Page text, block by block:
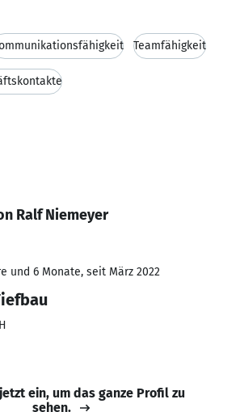
Teamfähigkeit
Ralf Niemeyer
und 6 Monate, seit März 2022
ein, um das ganze Profil zu
sehen.